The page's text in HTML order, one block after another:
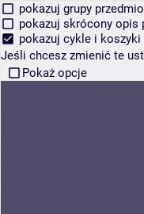
pokazuj grupy
pokazuj skrócony opis
pokazuj cykle i
Jeśli chcesz zmienić te
Pokaż opcje